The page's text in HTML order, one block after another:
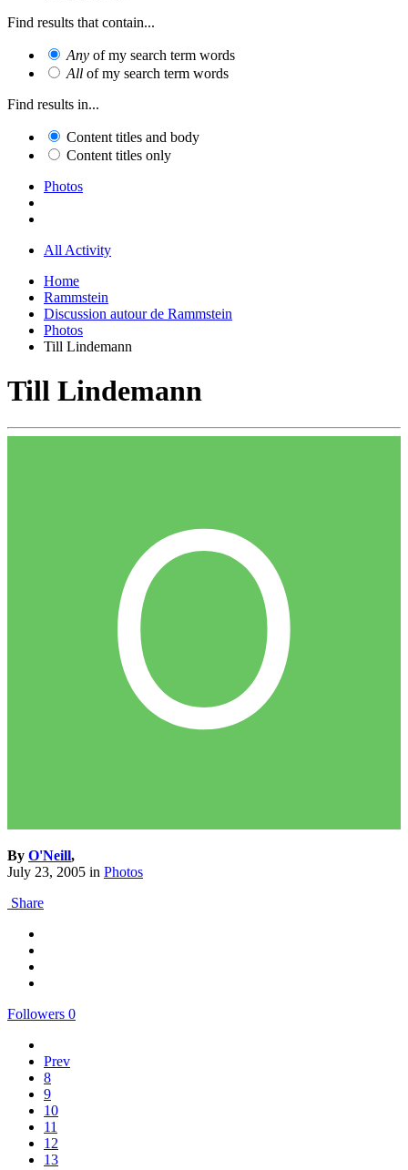
Find results that contain...
Any of my search term words
All of my search term words
Find results in...
Content titles and body
Content titles only
Photos
All Activity
Home
Rammstein
Discussion autour de Rammstein
Photos
Till Lindemann
Till Lindemann
By O'Neill,
July 23, 2005 in Photos
Share
Followers 0
Prev
8
9
10
11
12
13